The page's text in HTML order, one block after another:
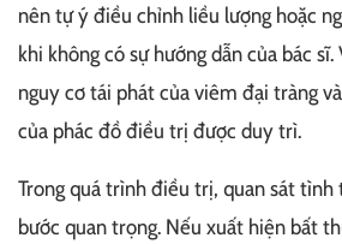
nên tự ý điều chỉnh liều lượng hoặc
khi không có sự hướng dẫn của bác
nguy cơ tái phát của viêm đại tràng
của phác đồ điều trị được duy trì.
Trong quá trình điều trị, quan sát tình
bước quan trọng. Nếu xuất hiện bất